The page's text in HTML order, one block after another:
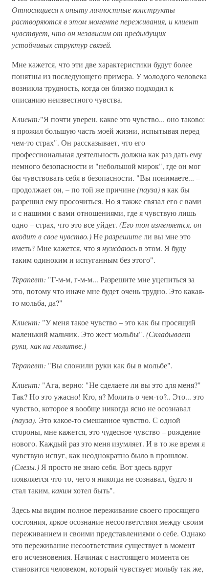
Относящиеся к опыту личностные конструкты
растворяются в этом моменте переживания, и клиент
чувствует, что он независим от предыдущих
устойчивых структур связей.
Мне кажется, что эти две характеристики будут более
понятны из последующего примера. У молодого человека
возникла трудность, когда он близко подходил к
описанию неизвестного чувства.
Клиент:"Я почти уверен, какое это чувство... оно таково:
я прожил большую часть моей жизни, испытывая перед
чем-то страх". Он рассказывает, что его
профессиональная деятельность должна как раз дать ему
немного безопасности и "небольшой мирок", где он мог
бы чувствовать себя в безопасности. "Вы понимаете... –
продолжает он, – по той же причине(пауза)я как бы
разрешил ему просочиться. Но я также связал его с вами
и с нашими с вами отношениями, где я чувствую лишь
одно – страх, что это все уйдет. (Его тон изменяется, он
входит в свое чувство.)Неразрешители вы мне это
иметь? Мне кажется, что януждаюсьв этом. Я буду
таким одиноким и испуганным без этого".
Терапевт: "Г-м-м, г-м-м... Разрешите мне уцепиться за
это, потому что иначе мне будет очень трудно. Это какая-
то мольба, да?"
Клиент: "У меня такое чувство – это как бы просящий
маленький мальчик. Это жест мольбы". (Складывает
руки, как на молитве.)
Терапевт: "Вы сложили руки как бы в мольбе".
Клиент: "Ага, верно: "Не сделаете ли вы это для меня?"
Так? Но это ужасно! Кто, я? Молить о чем-то?.. Это... это
чувство, которое я вообще никогда ясно не осознавал
(пауза). Это какое-то смешанное чувство. С одной
стороны, мне кажется, это чудесное чувство – рождение
нового. Каждый раз это меня изумляет. И в то же время я
чувствую испуг, как неоднократно было в прошлом.
(Слезы.) Я просто не знаю себя. Вот здесь вдруг
появляется что-то, чего я никогда не сознавал, будто я
стал таким, какимхотел быть".
Здесь мы видим полное переживание своего просящего
состояния, яркое осознание несоответствия между своим
переживанием и своими представлениями о себе. Однако
это переживание несоответствия существует в момент
его исчезновения. Начиная с настоящего момента он
становится человеком, который чувствует мольбу так же,